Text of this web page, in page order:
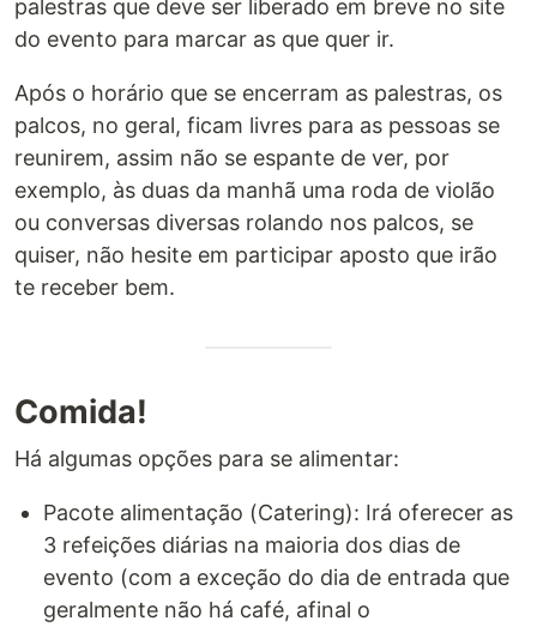
palestras que deve ser liberado em breve no site
do evento para marcar as que quer ir.
Após o horário que se encerram as palestras, os
palcos, no geral, ficam livres para as pessoas se
reunirem, assim não se espante de ver, por
exemplo, às duas da manhã uma roda de violão
ou conversas diversas rolando nos palcos, se
quiser, não hesite em participar aposto que irão
te receber bem.
Comida!
Há algumas opções para se alimentar:
Pacote alimentação (Catering): Irá oferecer as
3 refeições diárias na maioria dos dias de
evento (com a exceção do dia de entrada que
geralmente não há café, afinal o